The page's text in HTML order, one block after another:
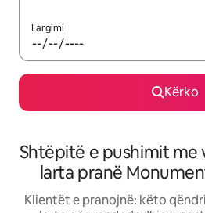
Largimi
Kërko
Shtëpitë e pushimit
larta pranë
Klientët e pranojnë: këto